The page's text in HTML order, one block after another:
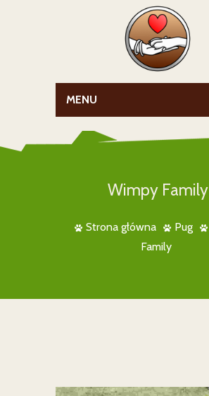
MENU
Wimpy Family
Strona główna Pug
Family